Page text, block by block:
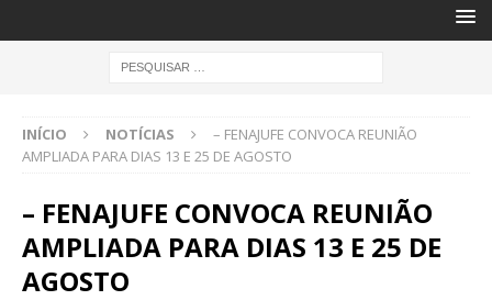
INÍCIO NOTÍCIAS
– FENAJUFE CONVOCA REUNIÃO
AMPLIADA PARA DIAS 13 E 25 DE AGOSTO
– FENAJUFE CONVOCA REUNIÃO
AMPLIADA PARA DIAS 13 E 25 DE
AGOSTO